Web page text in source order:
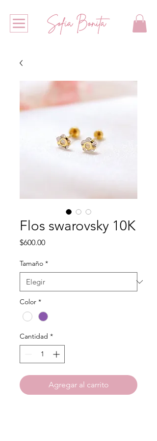
Flos swarovsky 10K
$600.00Precio
Tamaño *
Color *
Cantidad *
Agregar al carrito